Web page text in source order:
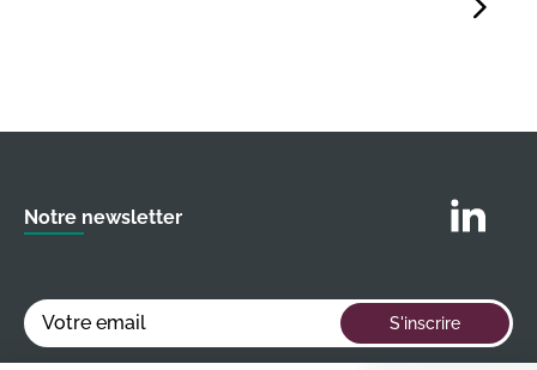
Notre newsletter
Votre email S'inscrire
Suivez